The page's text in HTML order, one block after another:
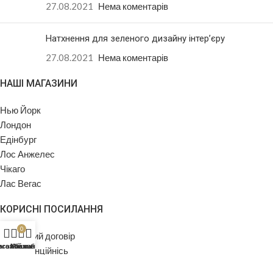
27.08.2021
Нема коментарів
Натхнення для зеленого дизайну інтер’єру
27.08.2021
Нема коментарів
НАШІ МАГАЗИНИ
Нью Йорк
Лондон
Едінбург
Лос Анжелес
Чікаго
Лас Вегас
КОРИСНІ ПОСИЛАННЯ
Публічний договір
Конфіденційнісь
бажань
0
Кошик
Мій кабінет